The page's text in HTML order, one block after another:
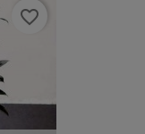
favorite_border